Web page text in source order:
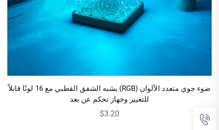
ضوء جوي متعدد الألوان (RGB) يشبه الشفق القطبي مع 16 لونًا قابلاً
للتغيير وجهاز تحكم عن بعد
$3.20